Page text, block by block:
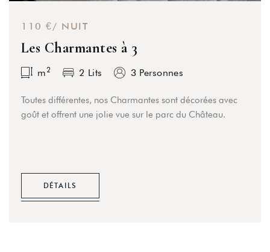
110 €/ NUIT
Les Charmantes à 3
m2 2 Lits 3 Personnes
Toutes différentes, nos Charmantes sont décorées avec
goût et offrent une jolie vue sur le parc du Château.
DÉTAILS